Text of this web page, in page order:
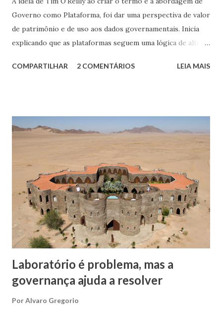
Governo como Plataforma, foi dar uma perspectiva de valor
de patrimônio e de uso aos dados governamentais. Inicia
explicando que as plataformas seguem uma lógica de alto
investir, mas permitem à população, ao utilizarem essa
trafegarem seus produtos, serviços, passageiros, estimular
turismo e economias integradoras etc.. Em outras palavras,
uma plataforma rodoviária do governo, mesmo em
concessão, será usada pela sociedade, mesmo a custo de
pedágios. O mesmo serve para plataformas digitais. O
governo americano durante a gestão Reagan, em 1983,
tornou disponível ao mundo o Sistema de Posicionamento
Global - GPS. A partir do uso mundial dessa plataforma
podemos calcular quantos outros produtos e serviços
foram gerado...
COMPARTILHAR 2 COMENTÁRIOS LEIA MAIS
Laboratório é problema, mas a
governança ajuda a resolver
PorAlvaro Gregorio